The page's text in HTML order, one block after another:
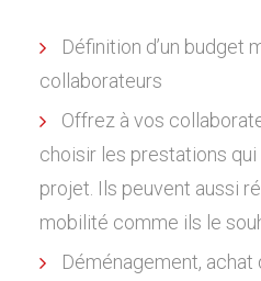
Définition d’un budget
collaborateurs
Offrez à vos
choisir les prestations
projet. Ils peuvent aussi
mobilité comme ils le
Déménagement,